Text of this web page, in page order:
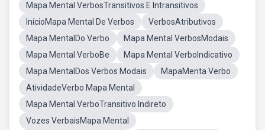
Mapa Mental VerbosTransitivos E Intransitivos
InícioMapa Mental De Verbos
VerbosAtributivos
Mapa MentalDo Verbo
Mapa Mental VerbosModais
Mapa Mental VerboBe
Mapa Mental VerboIndicativo
Mapa MentalDos Verbos Modais
MapaMenta Verbo
AtividadeVerbo Mapa Mental
Mapa Mental VerboTransitivo Indireto
Vozes VerbaisMapa Mental